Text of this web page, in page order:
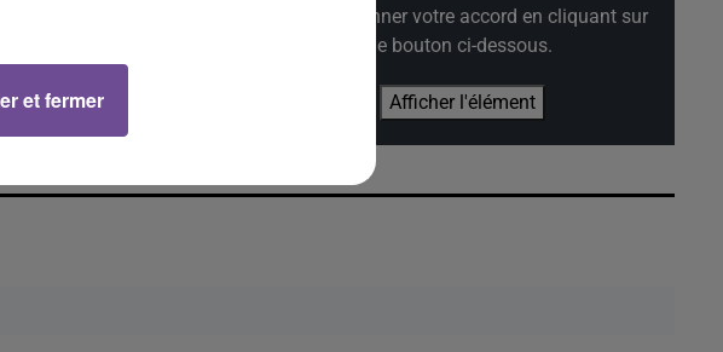
de nous donner votre accord en cliquant sur
le bouton ci-dessous.
Afficher l'élément
et fermer